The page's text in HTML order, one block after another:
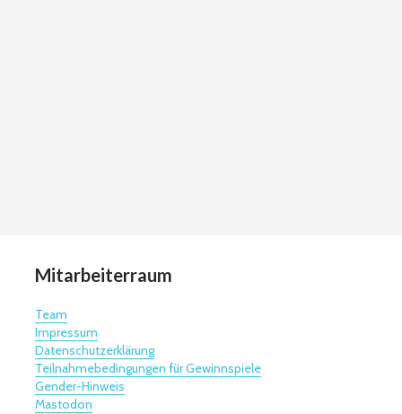
Mitarbeiterraum
Team
Impressum
Datenschutzerklärung
Teilnahmebedingungen für Gewinnspiele
Gender-Hinweis
Mastodon